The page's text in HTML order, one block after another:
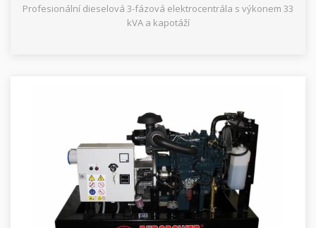
Profesionální dieselová 3-fázová elektrocentrála s výkonem 33
kVA a kapotáží